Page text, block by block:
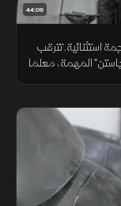
44:09
"فيراري 360 سبايدر 2002" كنجمة استثنائية. تترقب
المهمة، معلما